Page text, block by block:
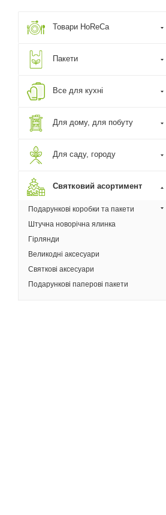
Товари HoReCa
Пакети
Все для кухні
Для дому, для побуту
Для саду, городу
Святковий асортимент
Подарункові коробки та пакети
Штучна новорічна ялинка
Гірлянди
Великодні аксесуари
Святкові аксесуари
Подарункові паперові пакети